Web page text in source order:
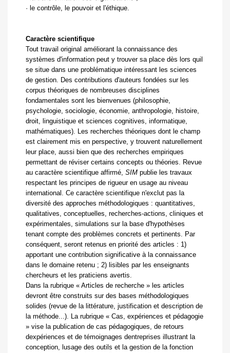
· le contrôle, le pouvoir et l'éthique.
Caractère scientifique
Tout travail original améliorant la connaissance des
systèmes d'information peut y trouver sa place dès lors quil
se situe dans une problématique intéressant les sciences
de gestion. Des contributions d'auteurs fondées sur les
corpus théoriques de nombreuses disciplines
fondamentales sont les bienvenues (philosophie,
psychologie, sociologie, économie, anthropologie, histoire,
droit, linguistique et sciences cognitives, informatique,
mathématiques). Les recherches théoriques dont le champ
est clairement mis en perspective, y trouvent naturellement
leur place, aussi bien que des recherches empiriques
permettant de réviser certains concepts ou théories. Revue
au caractère scientifique affirmé, SIM publie les travaux
respectant les principes de rigueur en usage au niveau
international. Ce caractère scientifique n'exclut pas la
diversité des approches méthodologiques : quantitatives,
qualitatives, conceptuelles, recherches-actions, cliniques et
expérimentales, simulations sur la base d'hypothèses
tenant compte des problèmes concrets et pertinents. Par
conséquent, seront retenus en priorité des articles : 1)
apportant une contribution significative à la connaissance
dans le domaine retenu ; 2) lisibles par les enseignants
chercheurs et les praticiens avertis.
Dans la rubrique « Articles de recherche » les articles
devront être construits sur des bases méthodologiques
solides (revue de la littérature, justification et description de
la méthode...). La rubrique « Cas, expériences et pédagogie
» vise la publication de cas pédagogiques, de retours
dexpériences et de témoignages dentreprises illustrant la
conception, lusage des outils et la gestion de la fonction